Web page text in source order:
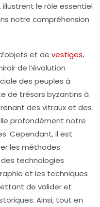
le rôle essentiel
notre compréhension
et de vestiges,
de l’évolution
des peuples à
de trésors byzantins à
des vitraux et des
profondément notre
Cependant, il est
les méthodes
technologies
et les techniques
de valider et
Ainsi, tout en